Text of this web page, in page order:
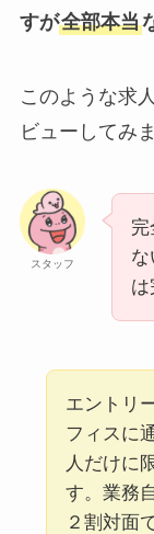
すが全部本当
このような求
ビューしてみ
スタッフ
な
は
エントリ
フィスに
人だけに
す。業務
２割対面